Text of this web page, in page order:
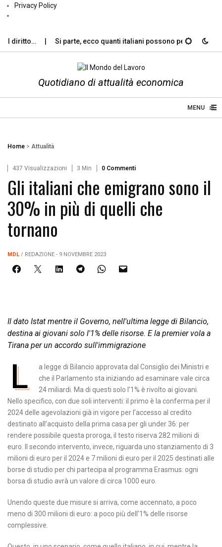
Privacy Policy
diritto… Si parte, ecco quanti italiani possono permettersi le…
Quotidiano di attualità economica
MENU ≡
☰
Home > Attualità
437 Visualizzazioni 3 Min 0 Commenti
Gli italiani che emigrano sono il
30% in più di quelli che
tornano
MDL / REDAZIONE - 9 NOVEMBRE 2023
Il dato Istat mentre il Governo, nell'ultima legge di Bilancio,
destina ai giovani solo l'1% delle risorse. E la premier vola a
Tirana per un accordo sull'immigrazione
L
a legge di Bilancio approvata dal Consiglio dei Ministri e
che il Parlamento sta iniziando ad esaminare vale circa
24 miliardi. Ma di questi solo l’1% è rivolto ai giovani.
Nello specifico, con due soli interventi: il primo è la conferma per il
2024 delle agevolazioni già in vigore per l’accesso al credito
destinato all’acquisto della prima casa per gli under 36: per
rendere possibile questa proroga, il testo riserva 282 milioni di
euro. Il secondo intervento, invece, riguarda uno stanziamento di 3
milioni di euro per il 2024 e 7 milioni di euro per il 2025 destinati alle
borse di studio per chi partecipa al programma Erasmus: ogni
borsa di studio avrà un valore di circa 1000 euro.
Unendo queste due misure si arriva, come accennato, a poco
meno di 300 milioni di euro: a poco più dell’1% delle risorse
complessive.